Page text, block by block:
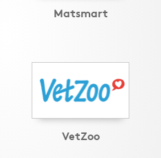
Matsmart
VetZoo